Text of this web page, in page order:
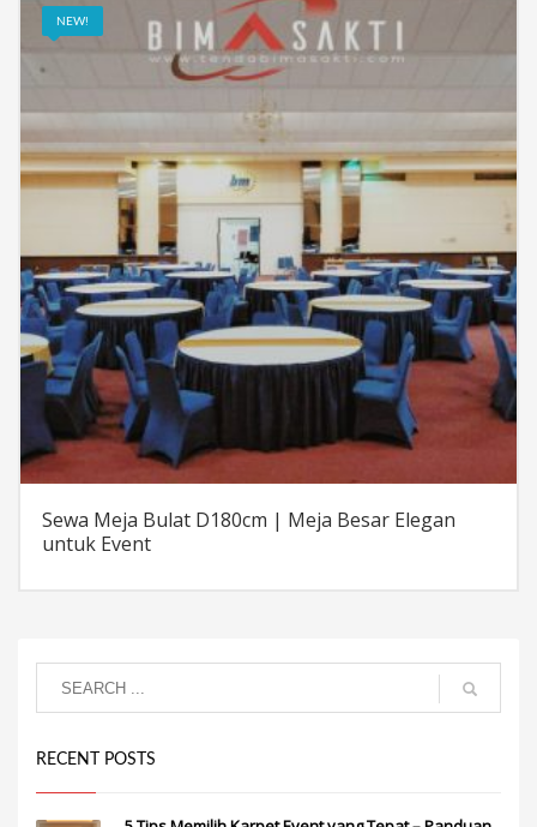
NEW!
Sewa Meja Bulat D180cm | Meja Besar Elegan
untuk Event
RECENT POSTS